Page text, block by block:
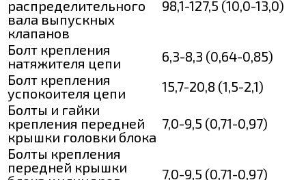
распределительного
вала выпускных
клапанов
98,1-127,5 (10,0-13,0)
Болт крепления
натяжителя цепи
6,3-8,3 (0,64-0,85)
Болт крепления
успокоителя цепи
15,7-20,8 (1,5-2,1)
Болты и гайки
крепления передней
крышки головки блока
7,0-9,5 (0,71-0,97)
Болты крепления
передней крышки
7,0-9,5 (0,71-0,97)